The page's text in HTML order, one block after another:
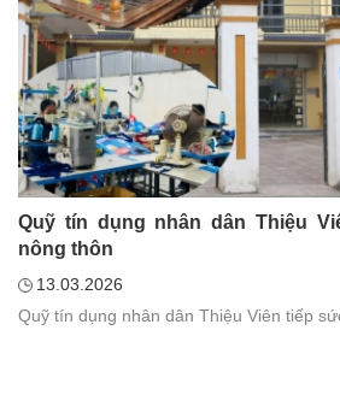
Quỹ tín dụng nhân dân Thiệu
nông thôn
13.03.2026
Quỹ tín dụng nhân dân Thiệu Viên tiếp